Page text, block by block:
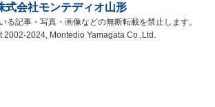
式会社モンテディオ山形
る記事・写真・画像などの無断転載を禁止します。
2002-2024, Montedio Yamagata Co.,Ltd.